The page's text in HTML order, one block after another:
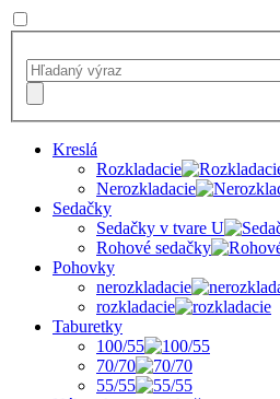
Kreslá
Rozkladacie
Nerozkladacie
Sedačky
Sedačky v tvare U
Rohové sedačky
Pohovky
nerozkladacie
rozkladacie
Taburetky
100/55
70/70
55/55